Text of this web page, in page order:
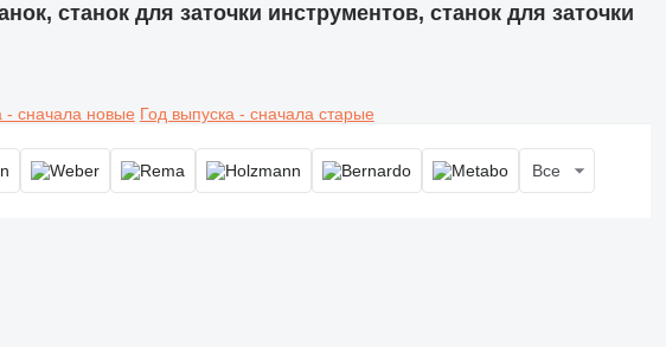
станок для заточки инструментов, станок для заточки
- сначала новые Год выпуска - сначала старые
Все